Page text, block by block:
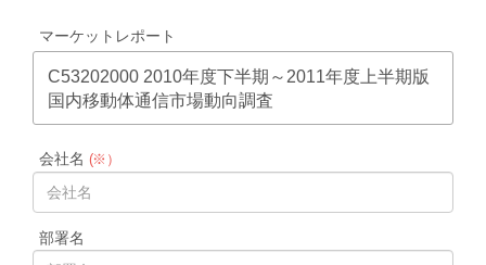
マーケットレポート
C53202000 2010年度下半期～2011年度上半期版
国内移動体通信市場動向調査
会社名 (※）
部署名